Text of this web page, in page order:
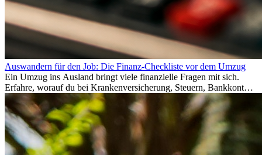
Auswandern für den Job: Die Finanz-Checkliste vor dem Umzug
Ein Umzug ins Ausland bringt viele finanzielle Fragen mit sich.
Erfahre, worauf du bei Krankenversicherung, Steuern, Bankkonto,
Rücklagen und Budgetplanung achten solltest, damit dein Neustart
im Ausland reibungslos gelingt.